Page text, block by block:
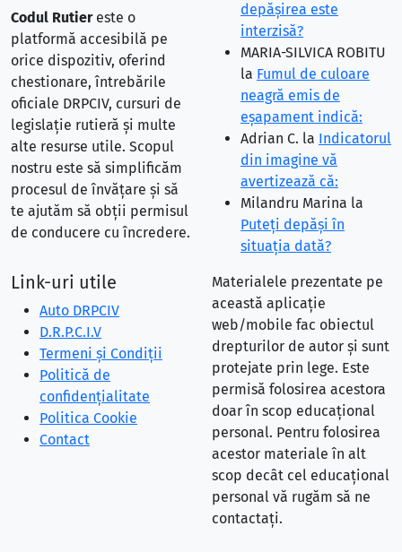
Codul Rutiereste o
platformă accesibilă pe
orice dispozitiv, oferind
chestionare, întrebările
oficiale DRPCIV, cursuri de
legislație rutieră și multe
alte resurse utile. Scopul
nostru este să simplificăm
procesul de învățare și să
te ajutăm să obții permisul
de conducere cu încredere.
depăşirea este
interzisă?
MARIA-SILVICA ROBITU
la Fumul de culoare
neagră emis de
eşapament indică:
Adrian C. la Indicatorul
din imagine vă
avertizează că:
Milandru Marina la
Puteţi depăşi în
situaţia dată?
Link-uri utile
Auto DRPCIV
D.R.P.C.I.V
Termeni și Condiții
Politică de
confidențialitate
Politica Cookie
Contact
Materialele prezentate pe
această aplicație
web/mobile fac obiectul
drepturilor de autor și sunt
protejate prin lege. Este
permisă folosirea acestora
doar în scop educațional
personal. Pentru folosirea
acestor materiale în alt
scop decât cel educațional
personal vă rugăm să ne
contactați.